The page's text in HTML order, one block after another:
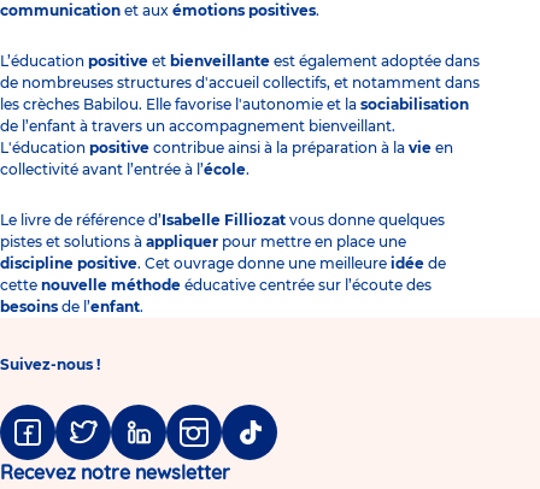
communication et aux émotions positives.
L’éducation positive et bienveillante est également adoptée dans
de nombreuses structures d'accueil collectifs, et notamment dans
les crèches Babilou. Elle favorise l'autonomie et la sociabilisation
de l’enfant à travers un accompagnement bienveillant.
L'éducation positive contribue ainsi à la préparation à la vie en
collectivité avant l’entrée à l’école.
Le livre de référence d’Isabelle Filliozat vous donne quelques
pistes et solutions à appliquer pour mettre en place une
discipline positive. Cet ouvrage donne une meilleure idée de
cette nouvelle méthode éducative centrée sur l’écoute des
besoins de l’enfant.
Suivez-nous !
FacebookTwitter LinkedinInstagramTiktok
Recevez notre newsletter